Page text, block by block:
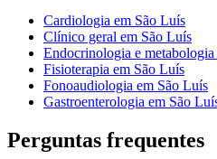
Cardiologia em São Luís
Clínico geral em São Luís
Endocrinologia e metabologia
Fisioterapia em São Luís
Fonoaudiologia em São Luís
Gastroenterologia em São
Perguntas frequentes